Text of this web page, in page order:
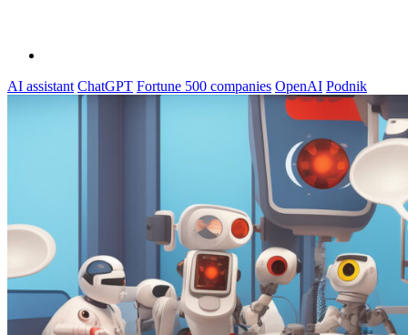
AI assistant ChatGPT Fortune 500 companies OpenAI Podnik